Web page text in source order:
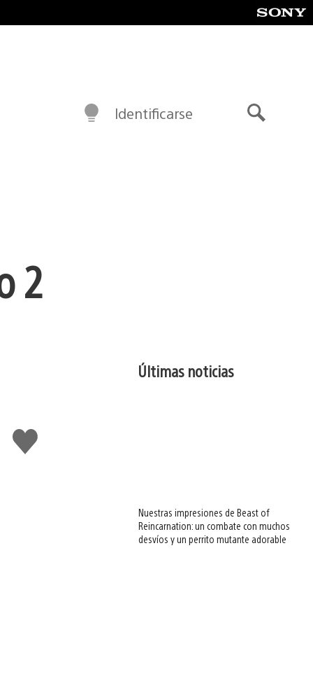
Identificarse
2
Me
gusta
Últimas noticias
Nuestras impresiones de Beast of
Reincarnation: un combate con muchos
desvíos y un perrito mutante adorable